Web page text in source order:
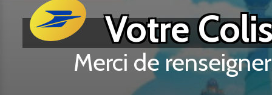
Votre
Merci de